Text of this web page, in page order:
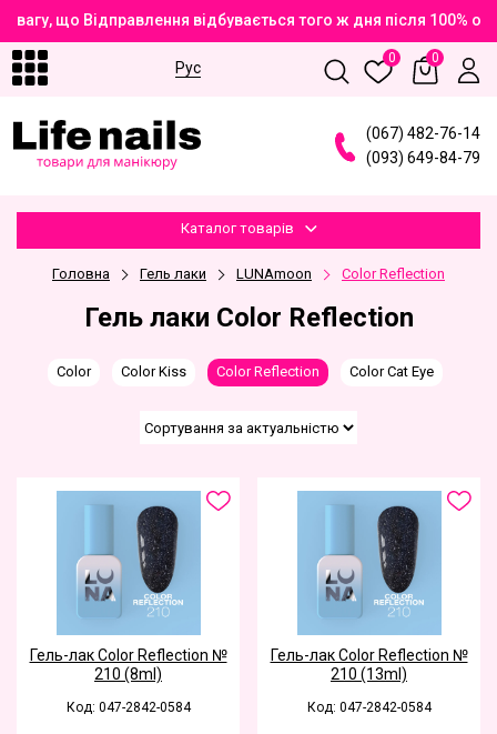
що Відправлення відбувається того ж дня після 100%
Рус
0 0
(067) 482-76-14
(093) 649-84-79
Каталог товарів
Головна Гель лаки LUNAmoon Color Reflection
Гель лаки Color Reflection
Color Color Kiss Color Reflection Color Cat Eye
Гель-лак Color Reflection №
210 (8ml)
Код: 047-2842-0584
Гель-лак Color Reflection №
210 (13ml)
Код: 047-2842-0584